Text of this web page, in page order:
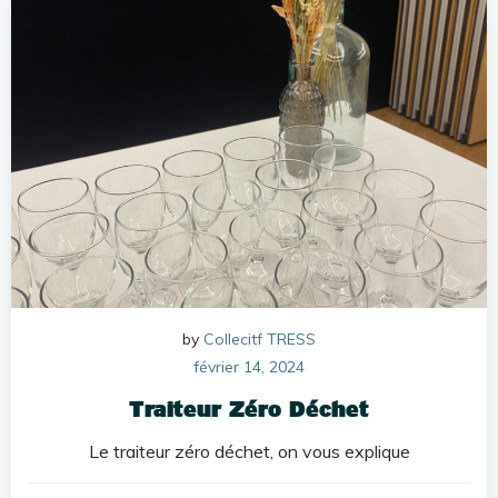
by Collecitf TRESS
février 14, 2024
Traiteur Zéro Déchet
Le traiteur zéro déchet, on vous explique